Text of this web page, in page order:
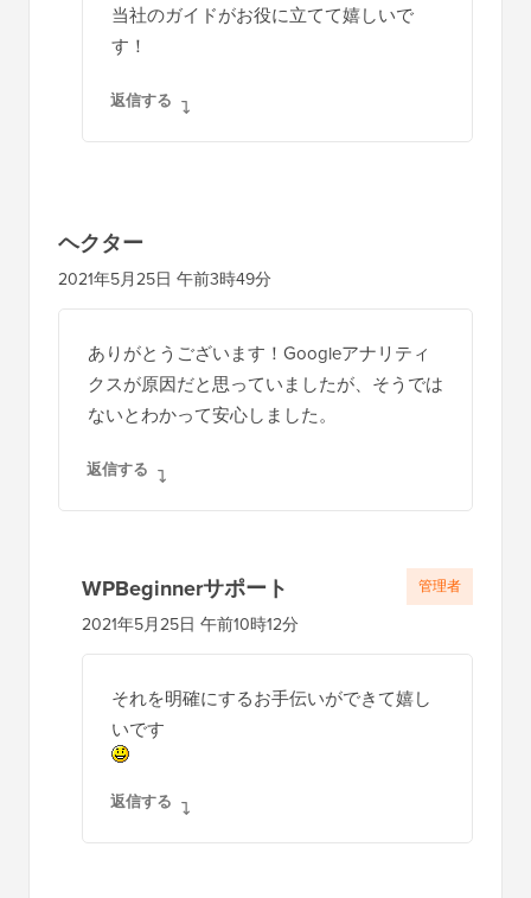
当社のガイドがお役に立てて嬉しいで
す！
返信する
ヘクター
2021年5月25日 午前3時49分
ありがとうございます！Googleアナリティ
クスが原因だと思っていましたが、そうでは
ないとわかって安心しました。
返信する
WPBeginnerサポート
2021年5月25日 午前10時12分
それを明確にするお手伝いができて嬉し
いです
返信する
管理者